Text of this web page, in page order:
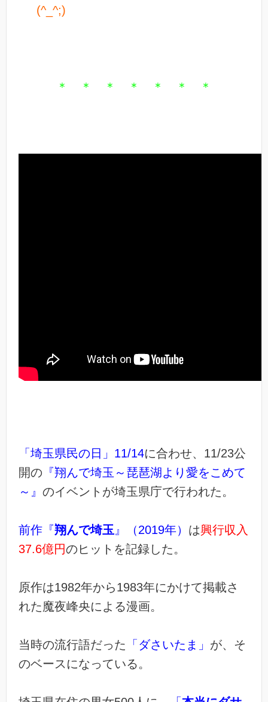
(^_^;)
＊ ＊ ＊ ＊ ＊ ＊ ＊
「埼玉県民の日」11/14に合わせ、11/23公
開の 『翔んで埼玉～琵琶湖より愛をこめて
～』 のイベントが埼玉県庁で行われた。
前作『翔んで埼玉』（2019年） は興行収入
37.6億円のヒットを記録した。
原作は1982年から1983年にかけて掲載さ
れた魔夜峰央による漫画。
当時の流行語だった 「ダさいたま」 が、そ
のベースになっている。